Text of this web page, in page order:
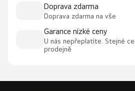
r
k
y
p
Doprava zdarma
Doprava zdarma na vše
Garance nízké ceny
U nás nepřeplatíte. Stejné
prodejně